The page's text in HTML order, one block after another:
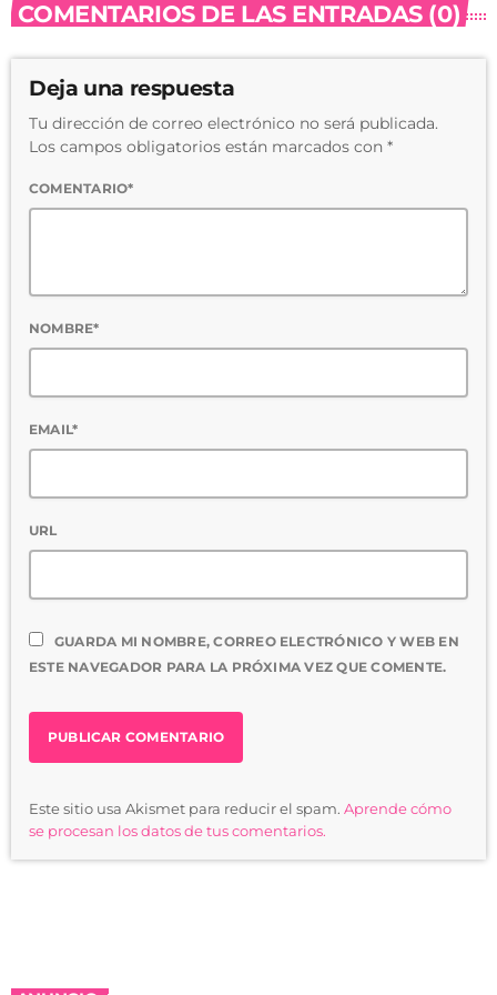
COMENTARIOS DE LAS ENTRADAS (0)
Deja una respuesta
Tu dirección de correo electrónico no será publicada.
Los campos obligatorios están marcados con *
COMENTARIO*
NOMBRE*
EMAIL*
URL
GUARDA MI NOMBRE, CORREO ELECTRÓNICO Y WEB EN
ESTE NAVEGADOR PARA LA PRÓXIMA VEZ QUE COMENTE.
Este sitio usa Akismet para reducir el spam. Aprende cómo
se procesan los datos de tus comentarios.